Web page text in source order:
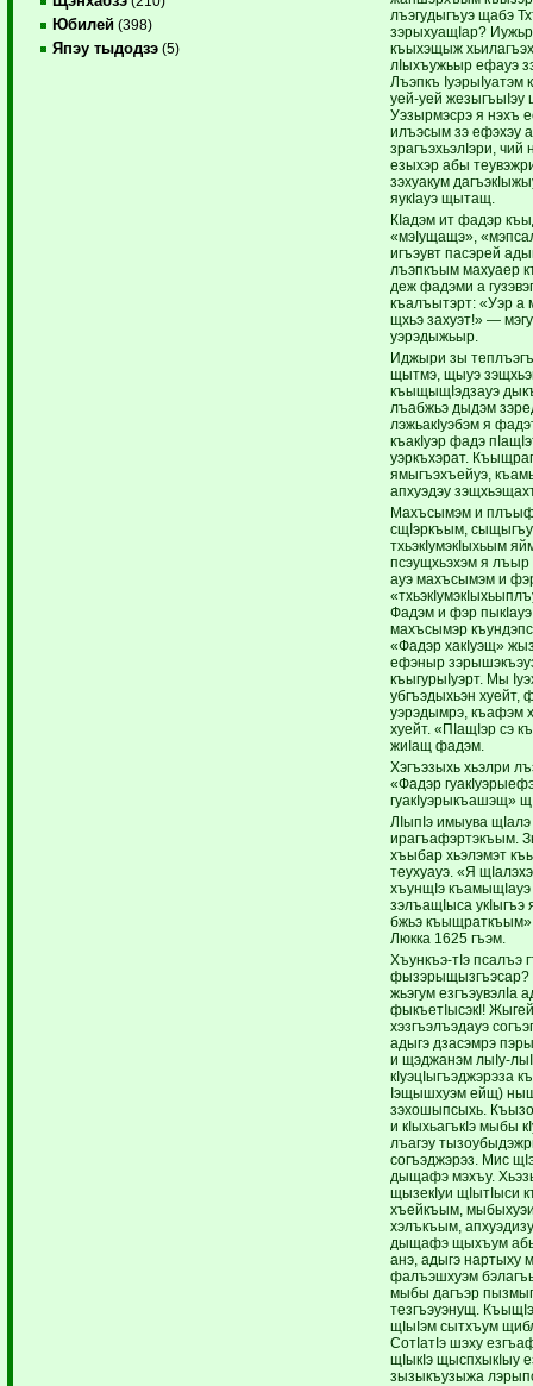
Юбилей (398)
Япэу тыдодзэ (5)
лъэгудыгъуэ щабэ
зэрыхуащIар?
къыхэщыж
лIыхъужьыр ефауэ
Лъэпкъ
уей-уей
Уэзырмэсрэ я нэхъ
илъэсым зэ ефэхэу
зрагъэхьэлIэри,
езыхэр абы
зэхуакум
яукIауэ щытащ.
КIадэм ит фадэр
«мэIущащэ»,
игъэувт пасэрей
лъэпкъым махуаер
деж фадэми а
къалъытэрт: «Уэр а
щхьэ захуэт!» —
уэрэдыжьыр.
Иджыри зы
щытмэ, щыуэ
къыщыщIэдзауэ
лъабжьэ дыдэм
лэжьакIуэбэм я
къакIуэр фадэ
уэркъхэрат.
ямыгъэхъейуэ,
апхуэдэу
Махъсымэм и
сщIэркъым,
тхьэкIумэкIыхьым
псэущхьэхэм я
ауэ махъсымэм и
Фадэм и фэр
махъсымэр
«Фадэр хакIуэщ»
ефэныр
къыгурыIуэрт. Мы
убгъэдыхьэн
уэрэдымрэ, къафэм
хуейт. «ПIащIэр сэ
жиIащ фадэм.
Хэгъэзыхь хьэлри
«Фадэр
гуакIуэрыкъашэщ»
ЛIыпIэ имыува щIалэ
ирагъафэртэкъым.
хъыбар хьэлэмэт
теухуауэ. «Я
хъунщIэ къамыщIауэ
зэлъащIыса
бжьэ
Люкка 1625 гъэм.
Хъункъэ-тIэ псалъэ
фызэрыщызгъэсар?
жьэгум езгъэувэлIа
фыкъетIысэкI!
хэзгъэлъэдауэ
адыгэ дзасэмрэ
и щэджанэм лыIу-
кIуэцIыгъэджэрэза
Iэщышхуэм ейщ)
зэхошыпсыхь.
и кIыхьагъкIэ мыбы
лъагэу
согъэджэрэз. Мис
дыщафэ мэхъу.
щызекIуи щIытIыси
хъейкъым,
хэлъкъым,
дыщафэ щыхъум
анэ, адыгэ нартыху
фалъэшхуэм
мыбы дагъэр
тезгъэуэнущ.
щIыIэм сытхъум
СотIатIэ шэху
щIыкIэ щыспхыкIыу
зызыкъузыжа